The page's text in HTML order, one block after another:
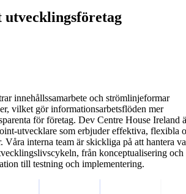
utvecklingsföretag
innehållssamarbete och strömlinjeformar
vilket gör informationsarbetsflöden mer
för företag. Dev Centre House Ireland
utvecklare som erbjuder effektiva, flexibla
Våra interna team är skickliga på att hantera
från konceptualisering och
till testning och implementering.